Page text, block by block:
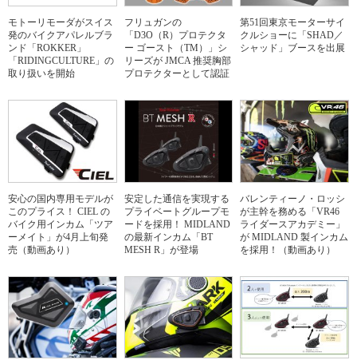
モトーリモーダがスイス
発のバイクアパレルブラ
ンド「ROKKER」
「RIDINGCULTURE」の
取り扱いを開始
フリュガンの
「D3O（R）プロテクタ
ー ゴースト（TM）」シ
リーズが JMCA 推奨胸部
プロテクターとして認証
第51回東京モーターサイ
クルショーに「SHAD／
シャッド」ブースを出展
安心の国内専用モデルが
このプライス！ CIEL の
バイク用インカム「ツア
ーメイト」が4月上旬発
売（動画あり）
安定した通信を実現する
プライベートグループモ
ードを採用！ MIDLAND
の最新インカム「BT
MESH R」が登場
バレンティーノ・ロッシ
が主幹を務める「VR46
ライダースアカデミー」
が MIDLAND 製インカム
を採用！（動画あり）